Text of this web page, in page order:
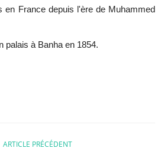
en France depuis l'ère de Muhammed
palais à Banha en 1854.
ARTICLE PRÉCÉDENT